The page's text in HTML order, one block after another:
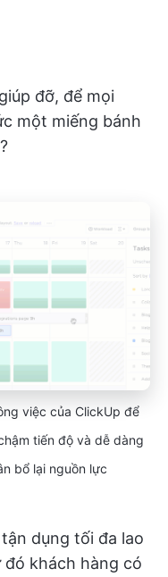
đỡ, để mọi
một miếng bánh
việc của ClickUp để
tiến độ và dễ dàng
bổ lại nguồn lực
dụng tối đa lao
khách hàng có